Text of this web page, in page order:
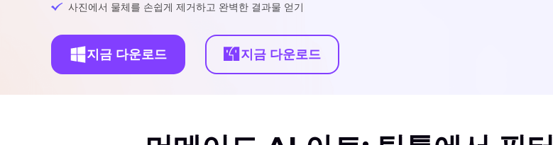
사진에서 물체를 손쉽게 제거하고 완벽한 결과물 얻기
지금 다운로드 지금 다운로드